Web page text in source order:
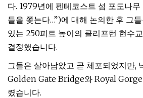
다. 1979년에 펜테코스트 섬 포도나
들을 쫓는다…”)에 대해 논의한 후 그
있는 250피트 높이의 클리프턴 현수
결정했습니다.
그들은 살아남았고 곧 체포되었지만,
Golden Gate Bridge와 Royal
렸습니다.